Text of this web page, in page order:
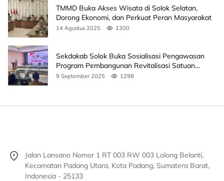
TMMD Buka Akses Wisata di Solok Selatan,
Dorong Ekonomi, dan Perkuat Peran Masyarakat
14 Agustus 2025 1300
Sekdakab Solok Buka Sosialisasi Pengawasan
Program Pembangunan Revitalisasi Satuan
Pendidikan
9 September 2025 1298
Jalan Lansano Nomor 1 RT 003 RW 003 Lolong Belanti,
Kecamatan Padang Utara, Kota Padang, Sumatera Barat,
Indonesia - 25133